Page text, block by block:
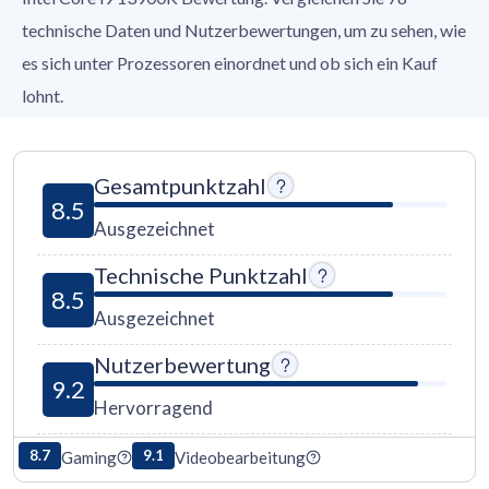
technische Daten und Nutzerbewertungen, um zu sehen, wie
es sich unter Prozessoren einordnet und ob sich ein Kauf
lohnt.
8.5
Gesamtpunktzahl
Ausgezeichnet
8.5
Technische Punktzahl
Ausgezeichnet
9.2
Nutzerbewertung
Hervorragend
8.7 Gaming 9.1 Videobearbeitung